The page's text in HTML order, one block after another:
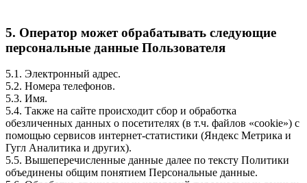
5. Оператор может обрабатывать следующие
персональные данные Пользователя
5.1. Электронный адрес.
5.2. Номера телефонов.
5.3. Имя.
5.4. Также на сайте происходит сбор и обработка
обезличенных данных о посетителях (в т.ч. файлов «cookie») с
помощью сервисов интернет-статистики (Яндекс Метрика и
Гугл Аналитика и других).
5.5. Вышеперечисленные данные далее по тексту Политики
объединены общим понятием Персональные данные.